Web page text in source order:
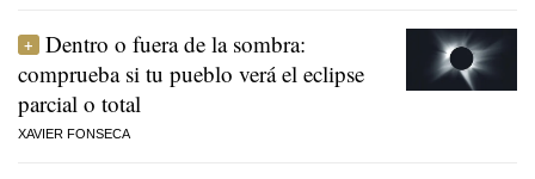
Dentro o fuera de la sombra:
comprueba si tu pueblo verá el eclipse
parcial o total
XAVIER FONSECA